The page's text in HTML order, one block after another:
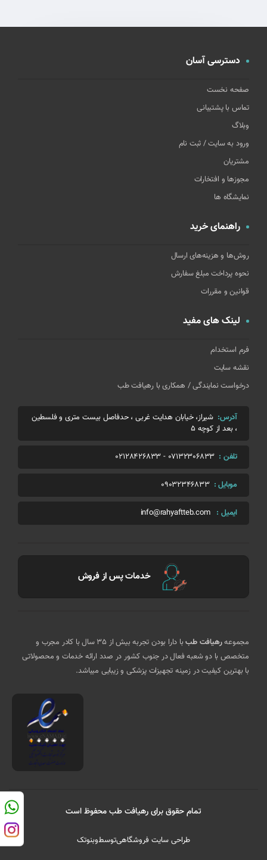
دسترسی آسان
صفحه نخست
تماس با پشتیبانی
وبلاگ
ورود به سایت / ثبت نام
مشتریان
مجوزها و افتخارات
نمایشگاه ها
راهنمای خرید
روش‌ها و هزینه‌های ارسال
نحوه پرداخت مبلغ سفارش
قوانین و مقررات
لینک های مفید
فرم استخدام
نقشه سایت
درخواست نمایندگی / همکاری با رهیافت طب
آدرس: شیراز، خیابان هدایت غربی ، حدفاصل بیست متری و فلسطین
، بعد از کوچه 5
تلفن : 07132306833
-
02128426833
موبایل : 09032346833
ایمیل : info@rahyaftteb.com
خدمات پس از فروش
مجموعهرهیافت طب
با دارا بودن تجربه بیش از 35 سال با کادر مجرب و
متخصص با دو شعبه فعال در جنوب کشور در صدد ارائه خدمات و محصولاتی
با بهترین کیفیت در زمینه تجهیزات پزشکی و زیبایی میباشد.
تمام حقوق برای رهیافت طب محفوظ است
طراحی سایت فروشگاهیتوسطوبنوتک